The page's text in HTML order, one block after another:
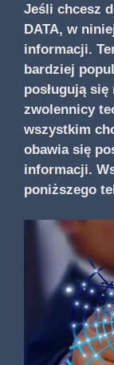
Jeśli chcesz
DATA, w
informacji.
bardziej
posługują
zwolennicy
wszystkim
obawia się
informacji.
poniższego